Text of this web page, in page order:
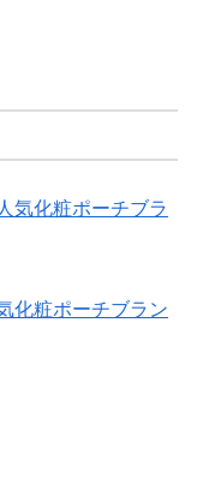
化粧ポーチブラン